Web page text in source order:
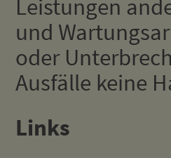
Leistungen
und
oder
Ausfälle keine
Links